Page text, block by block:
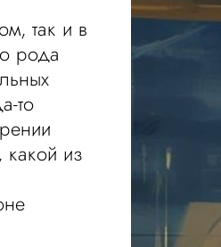
так и в
рода
то
из